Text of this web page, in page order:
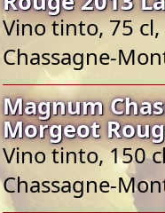
Vino tinto, 75
Chassagne-
Magnum
Morgeot
Vino tinto, 150
Chassagne-